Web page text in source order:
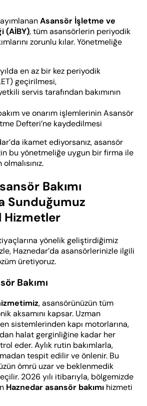
Asansör İşletme ve
(AİBY), tüm asansörlerin periyodik
zorunlu kılar. Yönetmeliğe
en az bir kez periyodik
geçirilmesi,
servis tarafından bakımının
ve onarım işlemlerinin Asansör
Defteri’ne kaydedilmesi
ikamet ediyorsanız, asansör
bu yönetmeliğe uygun bir firma ile
Bakımı
Sunduğumuz
Hizmetler
yönelik geliştirdiğimiz
Haznedar’da asansörlerinizle ilgili
üretiyoruz.
Bakımı
, asansörünüzün tüm
aksamını kapsar. Uzman
sistemlerinden kapı motorlarına,
halat gerginliğine kadar her
eder. Aylık rutin bakımlarla,
tespit edilir ve önlenir. Bu
ömrü uzar ve beklenmedik
2026 yılı itibarıyla, bölgemizde
Haznedar asansör bakımı hizmeti